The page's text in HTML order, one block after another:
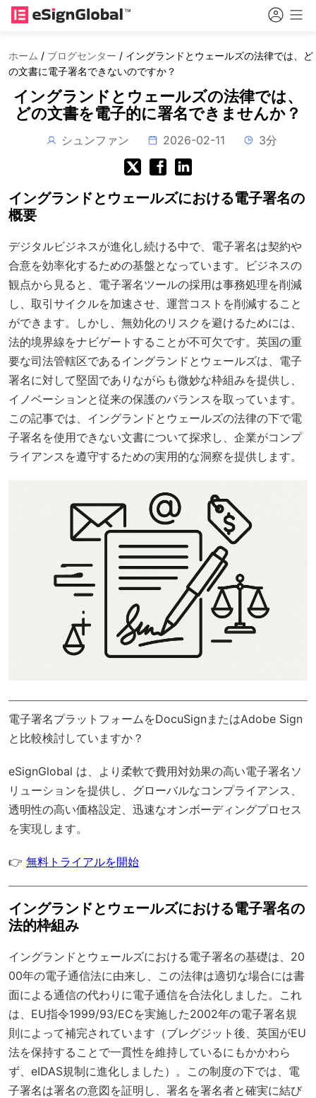
ホーム / ブログセンター / イングランドとウェールズの法律では、ど
の文書に電子署名できないのですか？
イングランドとウェールズの法律では、
どの文書を電子的に署名できませんか？
シュンファン 2026-02-11 3分
イングランドとウェールズにおける電子署名の
概要
デジタルビジネスが進化し続ける中で、電子署名は契約や
合意を効率化するための基盤となっています。ビジネスの
観点から見ると、電子署名ツールの採用は事務処理を削減
し、取引サイクルを加速させ、運営コストを削減すること
ができます。しかし、無効化のリスクを避けるためには、
法的境界線をナビゲートすることが不可欠です。英国の重
要な司法管轄区であるイングランドとウェールズは、電子
署名に対して堅固でありながらも微妙な枠組みを提供し、
イノベーションと従来の保護のバランスを取っています。
この記事では、イングランドとウェールズの法律の下で電
子署名を使用できない文書について探求し、企業がコンプ
ライアンスを遵守するための実用的な洞察を提供します。
電子署名プラットフォームをDocuSignまたはAdobe Sign
と比較検討していますか？
eSignGlobal は、より柔軟で費用対効果の高い電子署名ソ
リューションを提供し、 グローバルなコンプライアンス
透明性の高い価格設定、迅速なオンボーディングプロセス
を実現します。
👉 無料トライアルを開始
イングランドとウェールズにおける電子署名の
法的枠組み
イングランドとウェールズにおける電子署名の基礎は、20
00年の電子通信法に由来し、この法律は適切な場合には書
面による通信の代わりに電子通信を合法化しました。これ
は、EU指令1999/93/ECを実施した2002年の電子署名規
則によって補完されています（ブレグジット後、英国がEU
法を保持することで一貫性を維持しているにもかかわら
ず、eIDAS規制に進化しました）。この制度の下では、電
子署名は署名の意図を証明し、署名を署名者と確実に結び